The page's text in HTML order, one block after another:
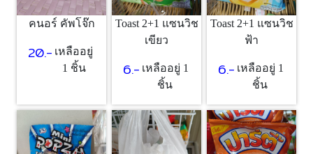
คนอร์ คัพโจ๊ก
20.- เหลืออยู่
1 ชิ้น
Toast 2+1 แซนวิช
เขียว
6.- เหลืออยู่ 1
ชิ้น
Toast 2+1 แซนวิช
ฟ้า
6.- เหลืออยู่ 1
ชิ้น